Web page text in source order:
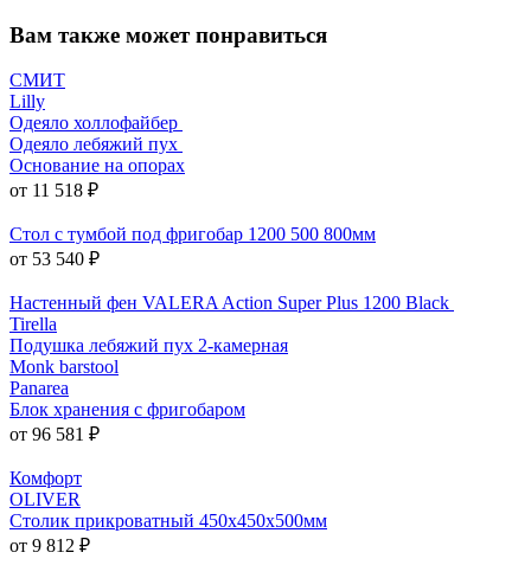
Вам также может понравиться
СМИТ
Lilly
Одеяло холлофайбер
Одеяло лебяжий пух
Основание на опорах
от 11 518 ₽
Стол с тумбой под фригобар 1200 500 800мм
от 53 540 ₽
Настенный фен VALERA Action Super Plus 1200 Black
Tirella
Подушка лебяжий пух 2-камерная
Monk barstool
Panarea
Блок хранения с фригобаром
от 96 581 ₽
Комфорт
OLIVER
Столик прикроватный 450x450x500мм
от 9 812 ₽